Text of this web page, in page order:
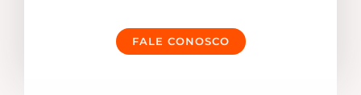
FALE CONOSCO